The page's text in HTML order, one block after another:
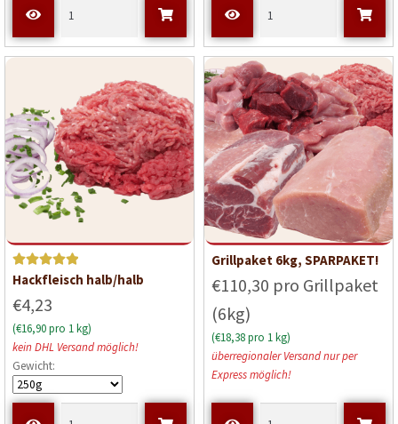
Bewerte
von 5
Hackfleisch halb/halb
€4,23
(€16,90 pro 1 kg)
kein DHL Versand möglich!
Gewicht:
Grillpaket 6kg, SPARPAKET!
€110,30 pro Grillpaket
(6kg)
(€18,38 pro 1 kg)
überregionaler Versand nur per
Express möglich!